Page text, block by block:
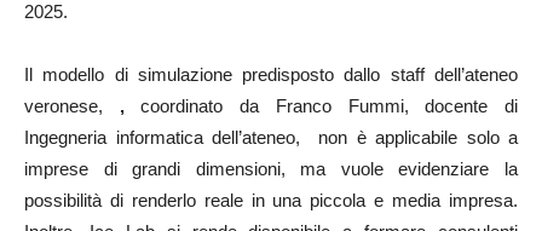
2025.
Il modello di simulazione predisposto dallo staff dell’ateneo
veronese, ,coordinato da Franco Fummi, docente di
Ingegneria informatica dell’ateneo, non è applicabile solo a
imprese di grandi dimensioni, ma vuole evidenziare la
possibilità di renderlo reale in una piccola e media impresa.